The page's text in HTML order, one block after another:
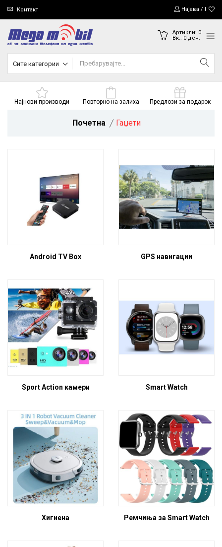
Контакт Најава /
Артикли: 0
Вк.: 0ден.
Сите категории
Најнови производи Повторно на залиха Предлози за подарок
Почетна Гаџети
Android TV Box GPS навигации
Sport Action камери Smart Watch
Хигиена Ремчиња за Smart Watch